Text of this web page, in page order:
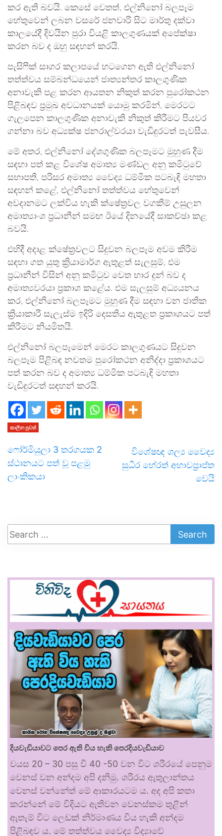
කර ඇති බවයි. කෙසේ වෙතත්, එල්නිනෝ බලපෑම
හේතුවෙන් ලබන වසරේ ජනවාරි සිට මාර්තු දක්වා
කාලයේදී දිවයින පුරා වියළි කාලගුණයක් අපේක්ෂා
කරන බව ද ඔහු සඳහන් කරයි.
පැසිෆික් සාගර කලාපයේ හටගෙන ඇති එල්නිනෝ
තත්ත්වය සම්බන්ධයෙන් ජාත්‍යන්තර කාලගුණික
අනාවැකි පළ කරන ආයතන නිකුත් කරන පුරෝකථන
පිළිබඳව ප්‍රමුඛ අවධානයක් යොමු කරමින්, මෙරටට
ගැලපෙන කාලගුණික අනාවැකි නිකුත් කිරීමට පියවර
ගන්නා බව අධ්‍යක්ෂ ජනරාල්වරයා වැඩිදුරටත් පැවසීය.
මේ අතර, එල්නිනෝ දේශගුණික බලපෑමට මුහුණ දීම
සඳහා පත් කළ විශේෂ අමාත්‍ය මණ්ඩල අනු කමිටුවේ
සභාපති, පරිසර අමාත්‍ය වෛද්‍ය ධම්මික පටබැඳි මහතා
සඳහන් කළේ, එල්නිනෝ තත්ත්වය හේතුවෙන්
අවදානමට ලක්විය හැකි ක්ෂේත්‍රවල වගකීම් උසුලන
අමාත්‍යාංශ ප්‍රධානීන් සමඟ ඊයේ දිනයේදී සාකච්ඡා කළ
බවයි.
එහිදී අදාළ ක්ෂේත්‍රවලට සිදුවන බලපෑම අවම කිරීම
සඳහා ගත යුතු ක්‍රියාමාර්ග ඇතුළත් සැලසුම්, එම
ප්‍රධානීන් විසින් අනු කමිටුව වෙත භාර දුන් බව ද
අමාත්‍යවරයා ප්‍රකාශ කළේය. එම සැලසුම් අධ්‍යයනය
කර, එල්නිනෝ බලපෑමට මුහුණ දීම සඳහා වන ජාතික
ක්‍රියාකාරී සැලැස්ම ඉදිරි දෙසතිය ඇතුළත ප්‍රකාශයට පත්
කිරීමට නියමිතයි.
එල්නිනෝ බලපෑමෙන් මෙරට කාලගුණයට සිදුවන
බලපෑම පිළිබඳ නවතම පුරෝකථන අනිද්දා ප්‍රකාශයට
පත් කරන බව ද අමාත්‍ය ධම්මික පටබැඳි මහතා
වැඩිදුරටත් සඳහන් කරයි.
කාලීන පුවත්
ෆෝර්මියුලා 3 තරගයක 2
ස්ථානයට පත් වූ පළමු
ලාංකිකයා
විශේෂඥ ශල්‍ය වෛද්‍ය
සුධීර හේරත් අභාවප්‍රාප්ත
වෙයි
දියවැඩියාවට පෙර ඇති විය හැකි පෙරදියවැඩියාව
වයස 20 – 30 පසු වී 40 -50 වන විට ශරීරයේ පෙනුම
වෙනස් වන අන්දම අපි දනිමු. ශරීරය ඇතුලාන්තය
වෙනස් වන්නේත් මේ ආකාරයටම ය. අද අපි කතා
කරන්නේ මේ විදියට ඇතිවන වෙනස්කම තුළින්
ඇතැම් විට ලෙඩක් නිර්මාණය විය හැකි අන්දම
පිළිබඳව ය. මේ තත්ත්වය වෛද්‍ය විද්‍යාවේ